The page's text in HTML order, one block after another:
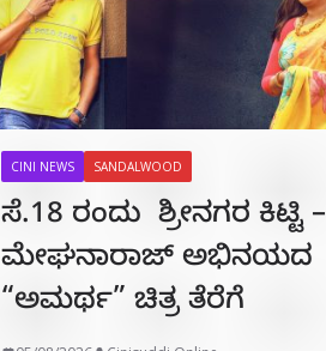
CINI NEWS SANDALWOOD
ಸೆ.18 ರಂದು ಶ್ರೀನಗರ ಕಿಟ್ಟಿ –
ಮೇಘನಾರಾಜ್ ಅಭಿನಯದ
“ಅಮರ್ಥ” ಚಿತ್ರ ತೆರೆಗೆ